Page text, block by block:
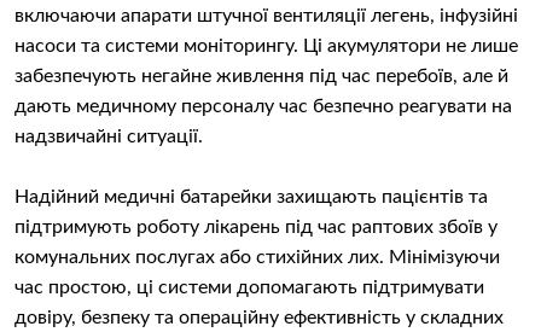
включаючи апарати штучної вентиляції легень, інфузійні
насоси та системи моніторингу. Ці акумулятори не лише
забезпечують негайне живлення під час перебоїв, але й
дають медичному персоналу час безпечно реагувати на
надзвичайні ситуації.
Надійний медичні батарейки захищають пацієнтів та
підтримують роботу лікарень під час раптових збоїв у
комунальних послугах або стихійних лих. Мінімізуючи
час простою, ці системи допомагають підтримувати
довіру, безпеку та операційну ефективність у складних